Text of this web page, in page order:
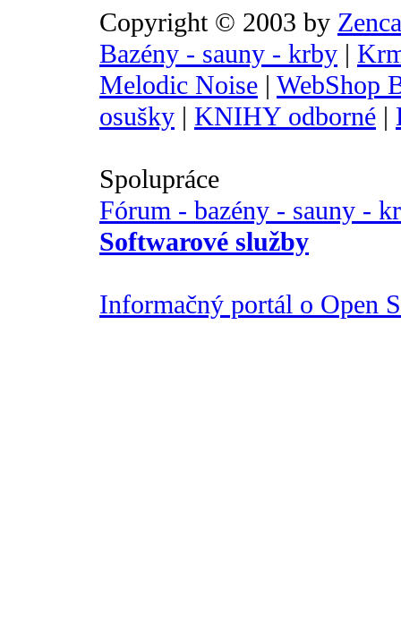
Copyright © 2003 by
Bazény - sauny - krby |
Melodic Noise | WebShop
osušky | KNIHY odborné |
Spolupráce
Fórum - bazény - sauny -
Softwarové služby
Informačný portál o Open